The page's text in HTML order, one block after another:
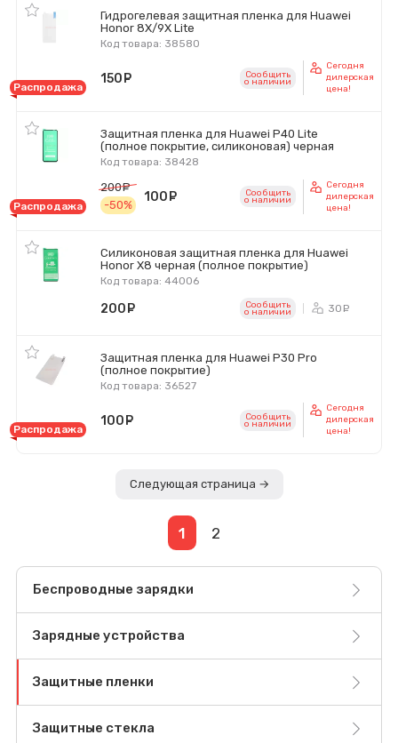
Гидрогелевая защитная пленка для Huawei
Honor 8X/9X Lite
Код товара: 38580
Распродажа
150 Сообщить
o наличии
Сегодня
дилерская
цена!
Защитная пленка для Huawei P40 Lite
(полное покрытие, силиконовая) черная
Код товара: 38428
Распродажа
200
-50%
100 руб.Сообщить
o наличии
Сегодня
дилерская
цена!
Силиконовая защитная пленка для Huawei
Honor X8 черная (полное покрытие)
Код товара: 44006
200 Сообщить
o наличии 30
Защитная пленка для Huawei P30 Pro
(полное покрытие)
Код товара: 36527
Распродажа
100 Сообщить
o наличии
Сегодня
дилерская
цена!
Следующая страница →
1 2
Беспроводные зарядки
Зарядные устройства
Защитные пленки
Защитные стекла